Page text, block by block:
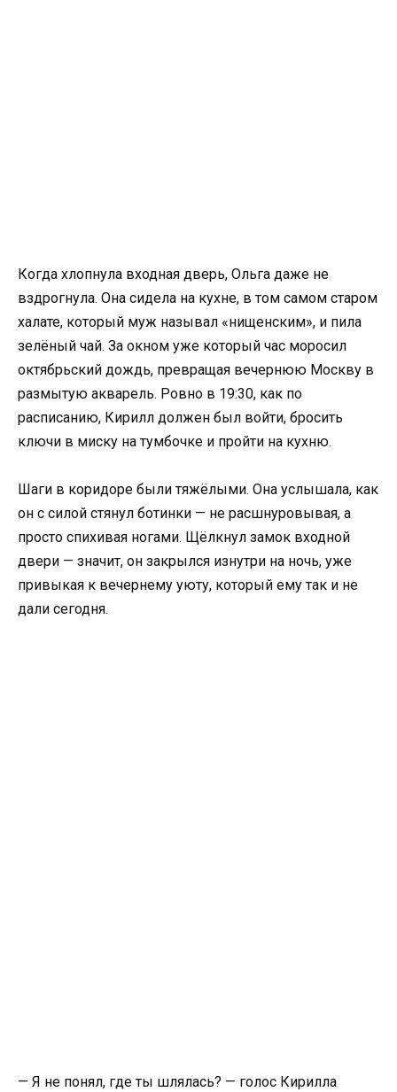
Когда хлопнула входная дверь, Ольга даже не
вздрогнула. Она сидела на кухне, в том самом старом
халате, который муж называл «нищенским», и пила
зелёный чай. За окном уже который час моросил
октябрьский дождь, превращая вечернюю Москву в
размытую акварель. Ровно в 19:30, как по
расписанию, Кирилл должен был войти, бросить
ключи в миску на тумбочке и пройти на кухню.
Шаги в коридоре были тяжёлыми. Она услышала, как
он с силой стянул ботинки — не расшнуровывая, а
просто спихивая ногами. Щёлкнул замок входной
двери — значит, он закрылся изнутри на ночь, уже
привыкая к вечернему уюту, который ему так и не
дали сегодня.
— Я не понял, где ты шлялась? — голос Кирилла